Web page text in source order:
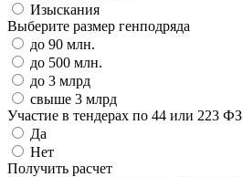
Изыскания
Выберите размер генподряда
до 90 млн.
до 500 млн.
до 3 млрд
свыше 3 млрд
Участие в тендерах по 44 или 223 ФЗ
Да
Нет
Получить расчет